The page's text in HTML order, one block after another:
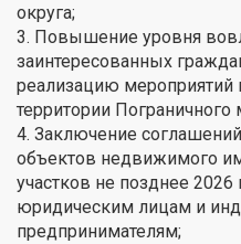
округа;
3. Повышение уровня
заинтересованных
реализацию мероприятий
территории Пограничного
4. Заключение
объектов недвижимого
участков не позднее
юридическим лицам и
предпринимателям;